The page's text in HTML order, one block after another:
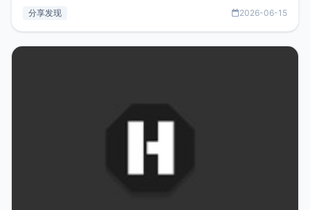
用，让管理更高效。ZMark官网地址：
分享发现 2026-06-15